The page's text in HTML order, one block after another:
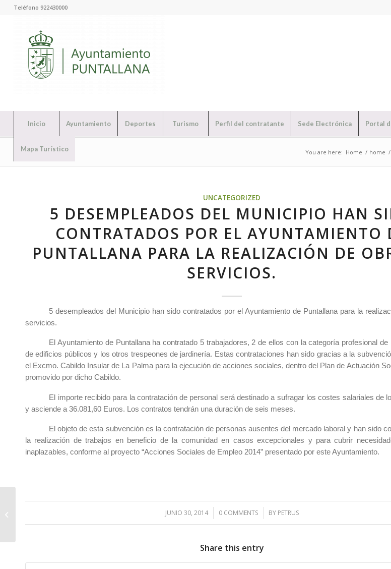
Teléfono 922430000
Inicio Ayuntamiento Deportes Turismo Perfil del contratante Sede Electrónica Portal
Mapa Turístico You are here: Home / home /
UNCATEGORIZED
5 DESEMPLEADOS DEL MUNICIPIO HAN
CONTRATADOS POR EL AYUNTAMIENTO
PUNTALLANA PARA LA REALIZACIÓN DE
SERVICIOS.
5 desempleados del Municipio han sido contratados por el Ayuntamiento de Puntallana para la
servicios.
El Ayuntamiento de Puntallana ha contratado 5 trabajadores, 2 de ellos con la categoría profesional de
de edificios públicos y los otros trespeones de jardinería. Estas contrataciones han sido gracias a la
el Excmo. Cabildo Insular de La Palma para la ejecución de acciones sociales, dentro del Plan de Actuación
promovido por dicho Cabildo.
El importe recibido para la contratación de personal será destinado a sufragar los costes salariales de
y asciende a 36.081,60 Euros. Los contratos tendrán una duración de seis meses.
El objeto de esta subvención es la contratación de personas ausentes del mercado laboral y han sido
la realización de trabajos en beneficio de la comunidad en casos excepcionales y para cubrir
inaplazables, conforme al proyecto “Acciones Sociales de Empleo 2014” presentado por este Ayuntamiento.
JUNIO 30, 2014
/ 0 COMMENTS
/ BY PETRUS
Share this entry